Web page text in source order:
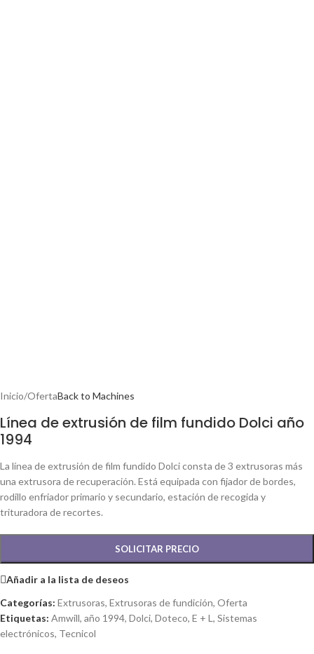
Inicio/OfertaBack to Machines
Línea de extrusión de film fundido Dolci año
1994
La línea de extrusión de film fundido Dolci consta de 3 extrusoras más
una extrusora de recuperación. Está equipada con fijador de bordes,
rodillo enfriador primario y secundario, estación de recogida y
trituradora de recortes.
SOLICITAR PRECIO
Añadir a la lista de deseos
Categorías: Extrusoras, Extrusoras de fundición, Oferta
Etiquetas: Amwill, año 1994, Dolci, Doteco, E + L , Sistemas
electrónicos, Tecnicol